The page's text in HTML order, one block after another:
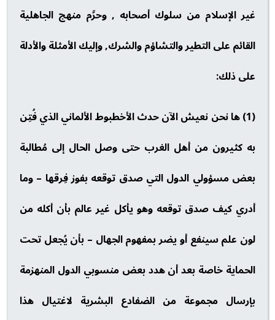
غير الإسلام من سلوك أصحابه , وحرَّم منهج الجاهلية
القائم على التطير والتشاؤم والشرك, وإليك الأمثلة والأدلة
على ذلك:
(1) ها نحن نعيش الآن حدث الأخطبوط الألماني الذي فُتِن
به كثيرون من أهل الغرب حتى وصل الحال إلى مُطالبة
بعض مسؤولي الدول التي صدق توقعه بفوز فِرقها – وما
أدري كيف صدق توقعه وهو يأكل غير عالم بأن أكله من
لون علم سينفع أو يضر بمفهوم الجهال – بأن يُجعل تحت
الحماية خاصة بعد أن هدد بعض منسوبي الدول المنهزمة
بإرسال مجموعة من الضفادع البشرية لاغتيال هذا